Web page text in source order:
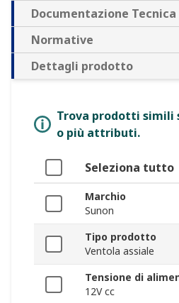
Documentazione Tecnica
Normative
Dettagli prodotto
Trova prodotti simili
o più attributi.
Seleziona tutto
Marchio
Sunon
Tipo prodotto
Ventola assiale
Tensione di
12V cc